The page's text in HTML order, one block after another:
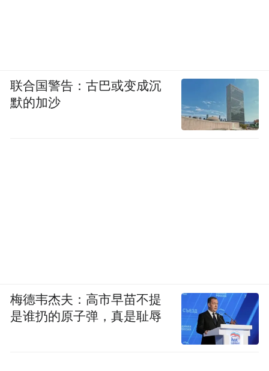
联合国警告：古巴或变成沉
默的加沙
梅德韦杰夫：高市早苗不提
是谁扔的原子弹，真是耻辱